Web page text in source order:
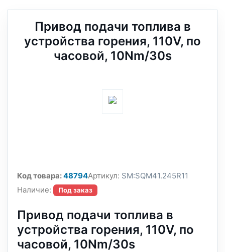
Привод подачи топлива в
устройства горения, 110V, по
часовой, 10Nm/30s
Код товара:48794Артикул: SM:SQM41.245R11
Наличие:
Под заказ
Привод подачи топлива в
устройства горения, 110V, по
часовой, 10Nm/30s